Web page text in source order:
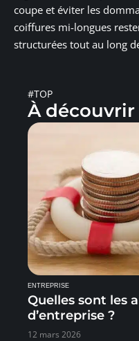
coupe et éviter les
coiffures mi-longues
structurées tout au long
#TOP
À découvrir
ENTREPRISE
Quelles sont les
d’entreprise ?
12 mars 2026